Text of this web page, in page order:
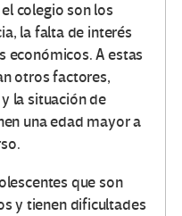
colegio son los
la falta de interés
económicos. A estas
otros factores,
la situación de
una edad mayor a
que son
y tienen dificultades